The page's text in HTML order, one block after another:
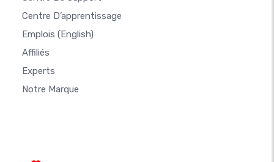
Centre D’apprentissage
Emplois (English)
Affiliés
Experts
Notre Marque